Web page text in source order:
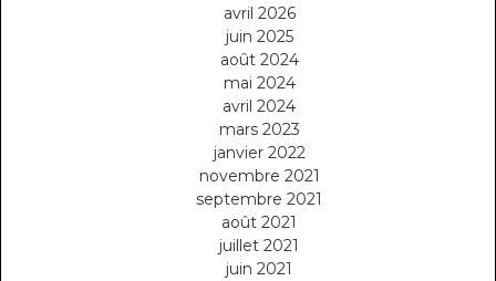
avril 2026
juin 2025
août 2024
mai 2024
avril 2024
mars 2023
janvier 2022
novembre 2021
septembre 2021
août 2021
juillet 2021
juin 2021